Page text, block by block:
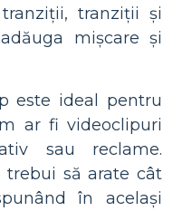
tranziții și
mișcare și
este ideal pentru
ar fi videoclipuri
sau reclame.
să arate cât
în același